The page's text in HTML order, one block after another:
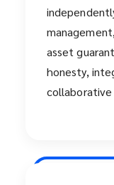
asset
honesty,